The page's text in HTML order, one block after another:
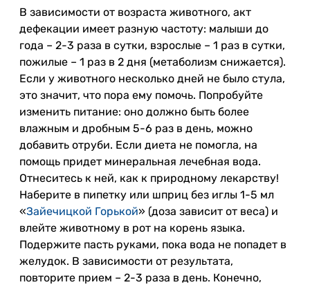
В зависимости от возраста животного, акт
дефекации имеет разную частоту: малыши до
года – 2-3 раза в сутки, взрослые – 1 раз в сутки,
пожилые – 1 раз в 2 дня (метаболизм снижается).
Если у животного несколько дней не было стула,
это значит, что пора ему помочь. Попробуйте
изменить питание: оно должно быть более
влажным и дробным 5-6 раз в день, можно
добавить отруби. Если диета не помогла, на
помощь придет минеральная лечебная вода.
Отнеситесь к ней, как к природному лекарству!
Наберите в пипетку или шприц без иглы 1-5 мл
«Зайечицкой Горькой» (доза зависит от веса) и
влейте животному в рот на корень языка.
Подержите пасть руками, пока вода не попадет в
желудок. В зависимости от результата,
повторите прием – 2-3 раза в день. Конечно,